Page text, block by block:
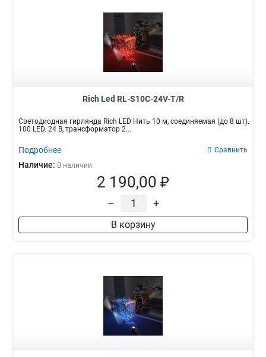
Rich Led RL-S10C-24V-T/R
Светодиодная гирлянда Rich LED Нить 10 м, соединяемая (до 8 шт).
100 LED. 24 B, трансформатор 2...
Подробнее Сравнить
Наличие: В наличии
2 190,00 ₽
– +
В корзину